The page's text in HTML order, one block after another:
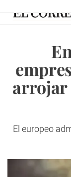
arrojar
El europeo